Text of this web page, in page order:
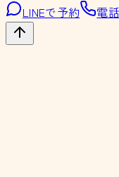
LINEで予約
電